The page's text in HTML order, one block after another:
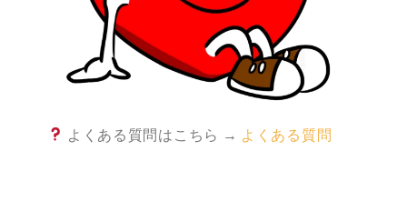
よくある質問はこちら → よくある質問